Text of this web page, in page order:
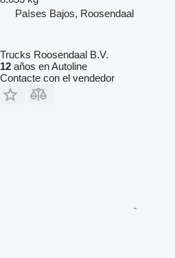
Países Bajos, Roosendaal
Trucks Roosendaal B.V.
12 años en Autoline
Contacte con el vendedor